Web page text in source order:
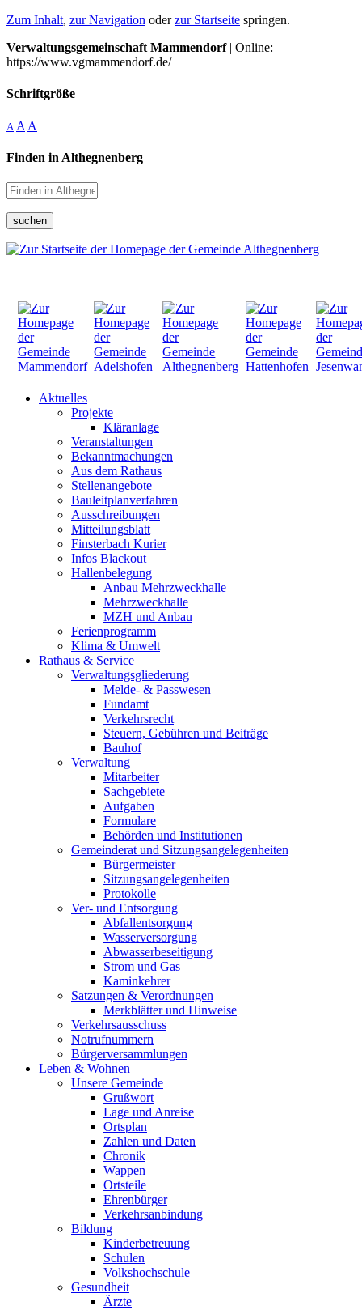
Zum Inhalt, zur Navigation oderzur Startseite springen.
Verwaltungsgemeinschaft Mammendorf| Online:
https://www.vgmammendorf.de/
Schriftgröße
A A A
Finden in Althegnenberg
suchen
Aktuelles
Projekte
Kläranlage
Veranstaltungen
Bekanntmachungen
Aus dem Rathaus
Stellenangebote
Bauleitplanverfahren
Ausschreibungen
Mitteilungsblatt
Finsterbach Kurier
Infos Blackout
Hallenbelegung
Anbau Mehrzweckhalle
Mehrzweckhalle
MZH und Anbau
Ferienprogramm
Klima & Umwelt
Rathaus & Service
Verwaltungsgliederung
Melde- & Passwesen
Fundamt
Verkehrsrecht
Steuern, Gebühren und Beiträge
Bauhof
Verwaltung
Mitarbeiter
Sachgebiete
Aufgaben
Formulare
Behörden und Institutionen
Gemeinderat und Sitzungsangelegenheiten
Bürgermeister
Sitzungsangelegenheiten
Protokolle
Ver- und Entsorgung
Abfallentsorgung
Wasserversorgung
Abwasserbeseitigung
Strom und Gas
Kaminkehrer
Satzungen & Verordnungen
Merkblätter und Hinweise
Verkehrsausschuss
Notrufnummern
Bürgerversammlungen
Leben & Wohnen
Unsere Gemeinde
Grußwort
Lage und Anreise
Ortsplan
Zahlen und Daten
Chronik
Wappen
Ortsteile
Ehrenbürger
Verkehrsanbindung
Bildung
Kinderbetreuung
Schulen
Volkshochschule
Gesundheit
Ärzte